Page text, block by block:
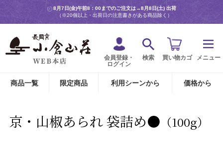
8月7日(金)午前8：00までのご注文は→8月8日(土) 出荷
（※20個以上・出荷日の注意書きがある商品除く）
会員登録・
ログイン
検索 買い物カゴ メニュー
商品一覧 限定商品 利用シーンから 価格から
京・山椒あられ 袋詰め● （100g）